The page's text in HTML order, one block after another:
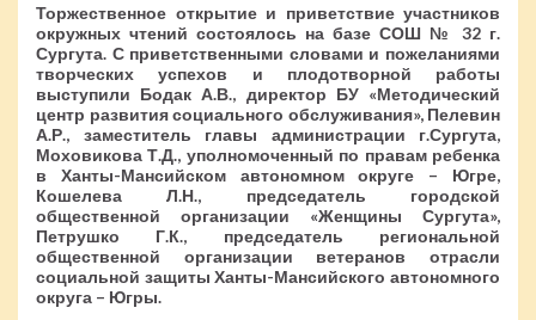
Торжественное открытие и приветствие участников
окружных чтений состоялось на базе СОШ № 32 г.
Сургута. С приветственными словами и пожеланиями
творческих успехов и плодотворной работы
выступили Бодак А.В., директор БУ «Методический
центр развития социального обслуживания», Пелевин
А.Р., заместитель главы администрации г.Сургута,
Моховикова Т.Д., уполномоченный по правам ребенка
в Ханты-Мансийском автономном округе – Югре,
Кошелева Л.Н., председатель городской
общественной организации «Женщины Сургута»,
Петрушко Г.К., председатель региональной
общественной организации ветеранов отрасли
социальной защиты Ханты-Мансийского автономного
округа – Югры.